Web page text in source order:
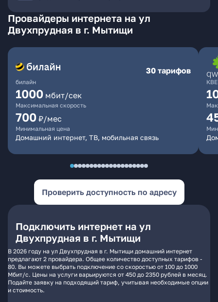
Провайдеры интернета на ул
Двухпрудная в г. Мытищи
билайн
30 тарифов
1000 мбит/сек
Максимальная скорость
700 ₽/мес
Минимальная цена
Домашний интернет, ТВ, мобильная связь
Проверить доступность по адресу
Подключить интернет на ул
Двухпрудная в г. Мытищи
В 2026 году на ул Двухпрудная в г. Мытищи домашний интернет
предлагают 2 провайдера. Общее количество доступных тарифов -
80. Вы можете выбрать подключение со скоростью от 100 до 1000
Мбит/с. Цены на услуги варьируются от 450 до 2350 рублей в месяц.
Подайте заявку на подходящий тариф, учитывая необходимые опции
и стоимость.